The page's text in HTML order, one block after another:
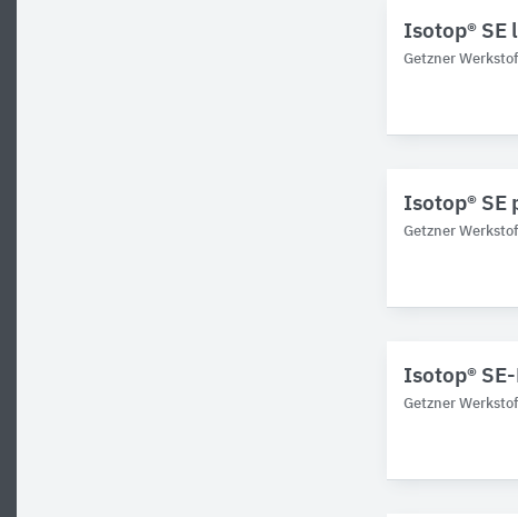
Isotop® SE
Getzner
Isotop® SE
Getzner
Isotop® SE-
Getzner